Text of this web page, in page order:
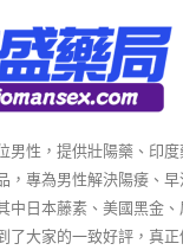
男性，提供壯陽藥、印
，專為男性解決陽痿、
中日本藤素、美國黑金、
了大家的一致好評，真